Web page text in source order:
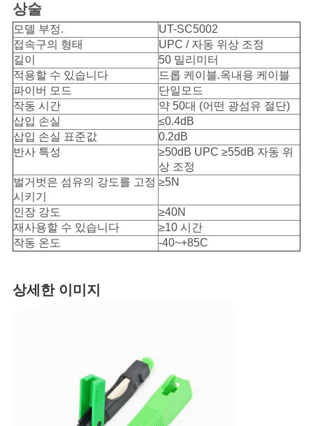
상술
모델 부정.
UT-SC5002
접속구의 형태
UPC / 자동 위상 조정
길이
50 밀리미터
적용할 수 있습니다
드롭 케이블.옥내용 케이블
파이버 모드
단일모드
작동 시간
약 50대 (어떤 광섬유 절단)
삽입 손실
≤0.4dB
삽입 손실 표준값
0.2dB
반사 특성
≥50dB UPC ≥55dB 자동 위
상 조정
벌거벗은 섬유의 강도를 고정
시키기
≥5N
인장 강도
≥40N
재사용할 수 있습니다
≥10 시간
작동 온도
-40~+85C
상세한 이미지